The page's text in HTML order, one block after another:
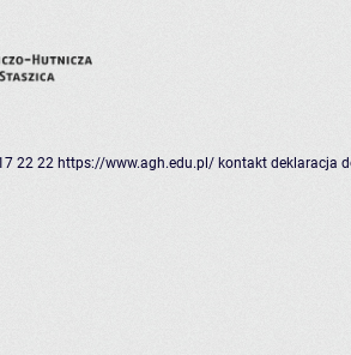
22 22 https://www.agh.edu.pl/ kontakt deklaracja